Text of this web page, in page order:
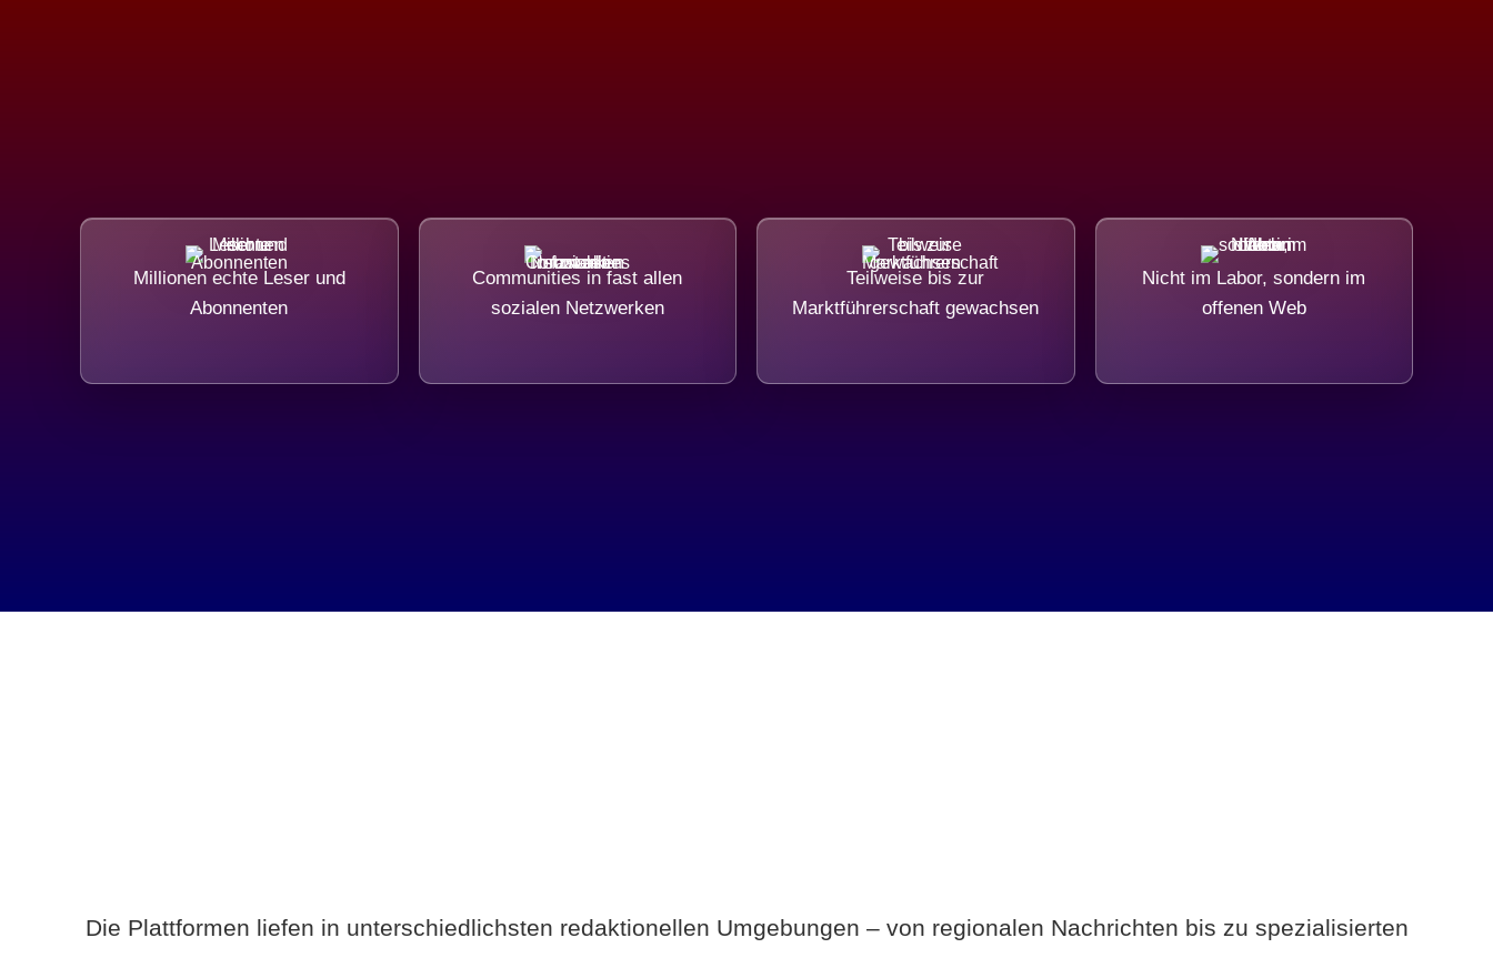
Millionen echte Leser und
Abonnenten
Communities in fast allen
sozialen Netzwerken
Teilweise bis zur
Marktführerschaft gewachsen
Nicht im Labor, sondern im
offenen Web
Die Plattformen liefen in unterschiedlichsten redaktionellen Umgebungen – von regionalen Nachrichten bis zu spezialisierten